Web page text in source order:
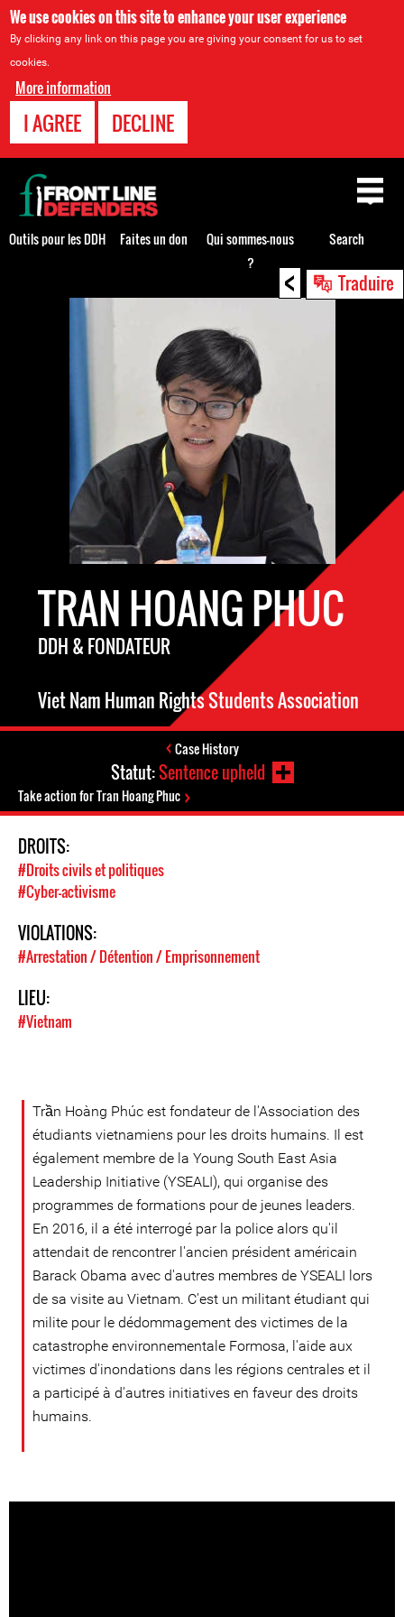
We use cookies on this site to enhance your user experience
By clicking any link on this page you are giving your consent for us to set
cookies.
More information
I AGREE DECLINE
< Traduire
TRAN HOANG PHUC
DDH & FONDATEUR
Viet Nam Human Rights Students Association
Case History
Statut:Sentence upheld
Take action for Tran Hoang Phuc
DROITS:
#Droits civils et politiques
#Cyber-activisme
VIOLATIONS:
#Arrestation / Détention / Emprisonnement
LIEU:
#Vietnam
Trần Hoàng Phúc est fondateur de l'Association des
étudiants vietnamiens pour les droits humains. Il est
également membre de la Young South East Asia
Leadership Initiative (YSEALI), qui organise des
programmes de formations pour de jeunes leaders.
En 2016, il a été interrogé par la police alors qu'il
attendait de rencontrer l'ancien président américain
Barack Obama avec d'autres membres de YSEALI lors
de sa visite au Vietnam. C'est un militant étudiant qui
milite pour le dédommagement des victimes de la
catastrophe environnementale Formosa, l'aide aux
victimes d'inondations dans les régions centrales et il
a participé à d'autres initiatives en faveur des droits
humains.
Back
to
top
Outils pour les DDH Faites un don
Qui sommes-nous
?
Search